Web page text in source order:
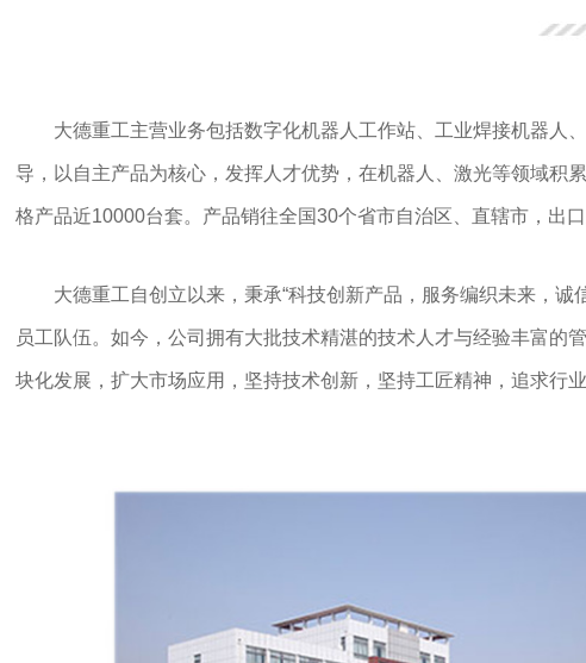
大德重工主营业务包括数字化机器人工作站、工业焊接机器人
导，以自主产品为核心，发挥人才优势，在机器人、激光等领域积
格产品近10000台套。产品销往全国30个省市自治区、直辖市，出
大德重工自创立以来，秉承“科技创新产品，服务编织未来，
员工队伍。如今，公司拥有大批技术精湛的技术人才与经验丰富
块化发展，扩大市场应用，坚持技术创新，坚持工匠精神，追求行业